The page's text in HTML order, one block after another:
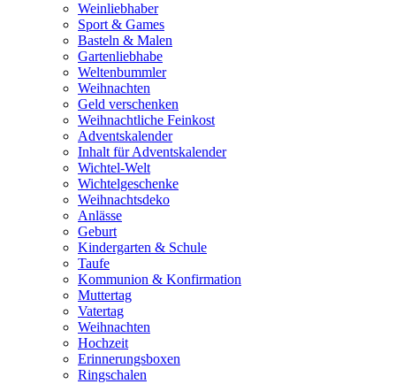
Weinliebhaber
Sport & Games
Basteln & Malen
Gartenliebhabe
Weltenbummler
Weihnachten
Geld verschenken
Weihnachtliche Feinkost
Adventskalender
Inhalt für Adventskalender
Wichtel-Welt
Wichtelgeschenke
Weihnachtsdeko
Anlässe
Geburt
Kindergarten & Schule
Taufe
Kommunion & Konfirmation
Muttertag
Vatertag
Weihnachten
Hochzeit
Erinnerungsboxen
Ringschalen